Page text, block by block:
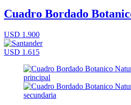
Cuadro Bordado
USD 1.900
USD 1.615